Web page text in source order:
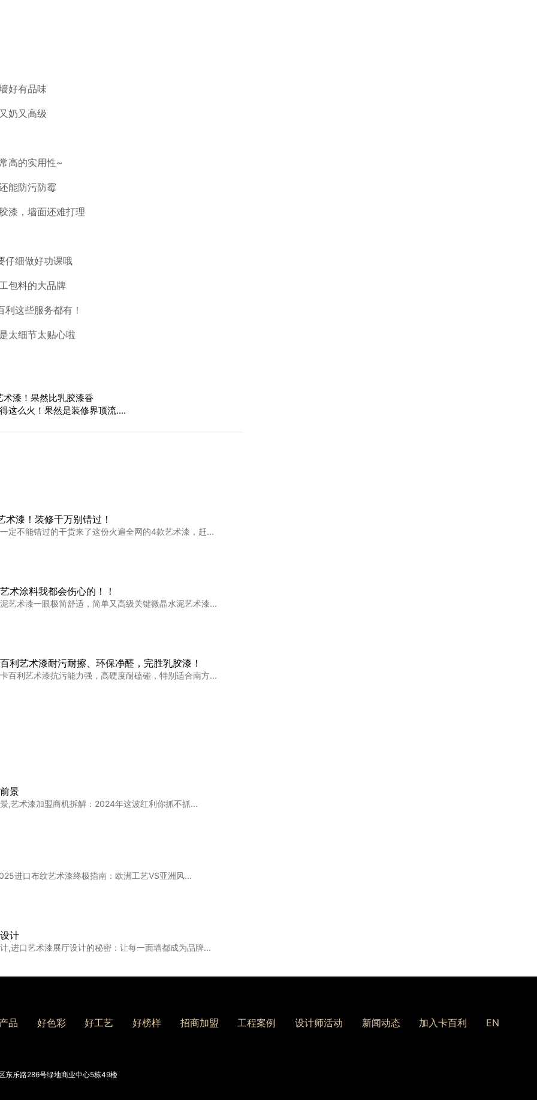
好有品味
奶又高级
高的实用性~
能防污防霉
漆，墙面还难打理
仔细做好功课哦
包料的大品牌
这些服务都有！
太细节太贴心啦
漆！果然比乳胶漆香
这么火！果然是装修界顶流....
术漆！装修千万别错过！
定不能错过的干货来了这份火遍全网的4款艺术漆，赶...
术涂料我都会伤心的！！
艺术漆一眼极简舒适，简单又高级关键微晶水泥艺术漆...
利艺术漆耐污耐擦、环保净醛，完胜乳胶漆！
百利艺术漆抗污能力强，高硬度耐磕碰，特别适合南方...
真的好绝！尤其是贝壳片艺术漆
艺术漆💯实刷效果大公开
景
,艺术漆加盟商机拆解：2024年这波红利你抓不抓...
进口布纹艺术漆终极指南：欧洲工艺VS亚洲风...
计
,进口艺术漆展厅设计的秘密：让每一面墙都成为品牌...
,南京复古艺术漆怎么挑？5个技巧让墙面成为艺术品...
用
品 好色彩 好工艺 好榜样 招商加盟 工程案例 设计师活动 新闻动态 加入卡百利 EN
东乐路286号绿地商业中心5栋49楼